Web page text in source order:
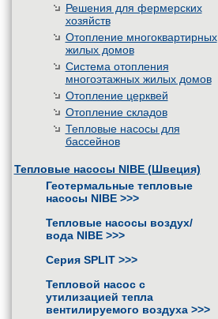
Решения для фермерских
хозяйств
Отопление многоквартирных
жилых домов
Система отопления
многоэтажных жилых домов
Отопление церквей
Отопление складов
Тепловые насосы для
бассейнов
Тепловые насосы NIBE (Швеция)
Геотермальные тепловые
насосы NIBE >>>
Тепловые насосы воздух/
вода NIBE >>>
Серия SPLIT >>>
Тепловой насос с
утилизацией тепла
вентилируемого воздуха >>>